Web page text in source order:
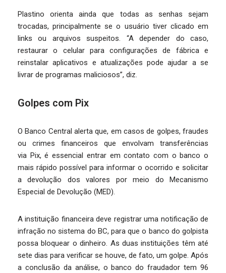
Plastino orienta ainda que todas as senhas sejam
trocadas, principalmente se o usuário tiver clicado em
links ou arquivos suspeitos. “A depender do caso,
restaurar o celular para configurações de fábrica e
reinstalar aplicativos e atualizações pode ajudar a se
livrar de programas maliciosos”, diz.
Golpes com Pix
O Banco Central alerta que, em casos de golpes, fraudes
ou crimes financeiros que envolvam transferências
via Pix, é essencial entrar em contato com o banco o
mais rápido possível para informar o ocorrido e solicitar
a devolução dos valores por meio do Mecanismo
Especial de Devolução (MED).
A instituição financeira deve registrar uma notificação de
infração no sistema do BC, para que o banco do golpista
possa bloquear o dinheiro. As duas instituições têm até
sete dias para verificar se houve, de fato, um golpe. Após
a conclusão da análise, o banco do fraudador tem 96